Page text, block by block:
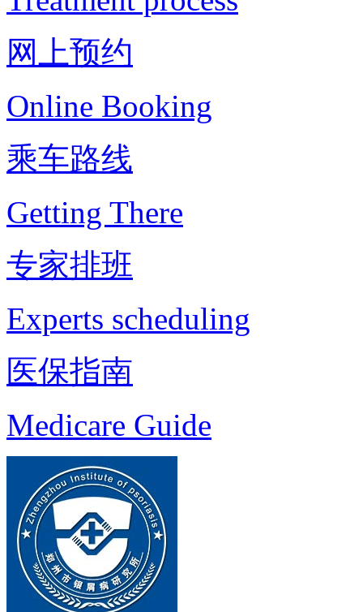
网上预约
Online Booking
乘车路线
Getting There
专家排班
Experts scheduling
医保指南
Medicare Guide